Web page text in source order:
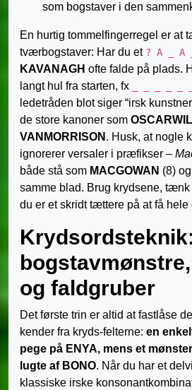
som bogstaver i den
En hurtig tommelfingerregel er at
tværbogstaver: Har du et ? A _ A
KAVANAGH ofte falde på plads.
langt hul fra starten, fx
ledetråden blot siger “irsk
de store kanoner som
VANMORRISON . Husk, at nogle
ignorerer versaler i præfikser –
både stå som MACGOWAN (8)
samme blad. Brug krydsene,
du er et skridt tættere på at få hele
og faldgruber
Det første trin er altid at fastlåse
kender fra kryds-felterne: en
pege på ENYA, mens et
lugte af BONO. Når du har et
klassiske irske